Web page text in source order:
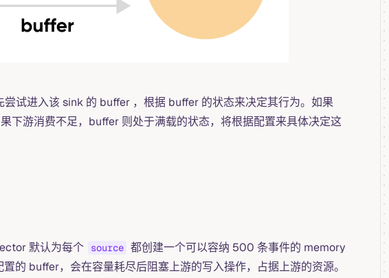
试进入该 sink 的 buffer ，根据 buffer 的状态来决定其行为。如果
下游消费不足，buffer 则处于满载的状态，将根据配置来具体决定这
默认为每个 source 都创建一个可以容纳 500 条事件的 memory
的 buffer，会在容量耗尽后阻塞上游的写入操作，占据上游的资源。